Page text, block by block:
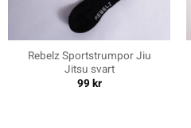
Rebelz Sportstrumpor Jiu
Jitsu svart
99kr